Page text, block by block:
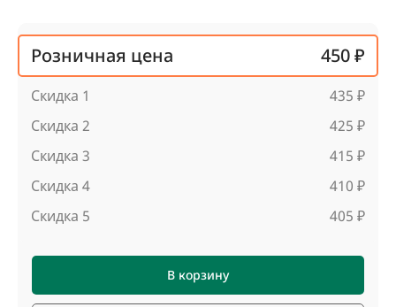
Розничная цена 450 ₽
Скидка 1
435 ₽
Скидка 2
425 ₽
Скидка 3
415 ₽
Скидка 4
410 ₽
Скидка 5
405 ₽
В корзину